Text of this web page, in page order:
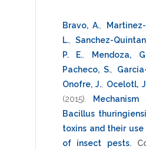
Bravo, A.,
L., Sanchez-
P. E., Mendoza,
Pacheco, S.,
Onofre, J., Ocelotl,
(2015).
Bacillus
toxins and their
of insect pests.